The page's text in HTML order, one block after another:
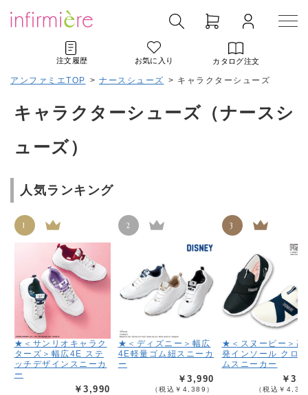
注文履歴 お気に入り カタログ注文
アンファミエTOP > ナースシューズ > キャラクターシューズ
キャラクターシューズ（ナースシ
ューズ）
人気ランキング
1
★＜サンリオキャラク
ターズ＞幅広4E ステ
ッチデザインスニーカ
ー
￥3,990
2
★＜ディズニー＞幅広
4E軽量ゴム紐スニーカ
ー
￥3,990
（税込￥4,389）
3
★＜スヌーピー＞高
発インソール クロ
ムスニーカー
￥
（税込￥